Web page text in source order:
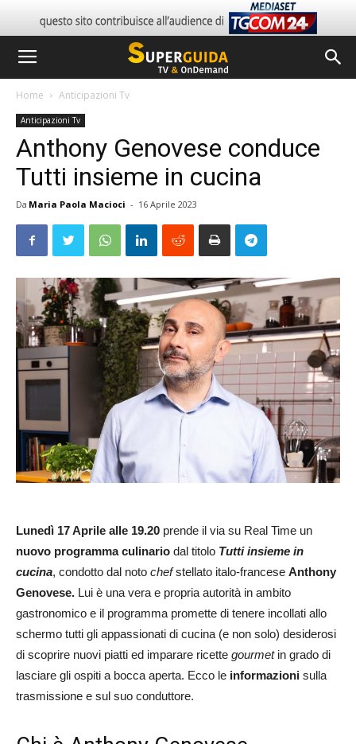
Home Anticipazioni Tv
Anticipazioni Tv
Anthony Genovese conduce
Tutti insieme in cucina
Da Maria Paola Macioci - 16 Aprile 2023
Lunedì 17 Aprile alle 19.20 prende il via su Real Time un
nuovo programma culinario dal titolo Tutti insieme in
cucina, condotto dal noto chefstellato italo-francese Anthony
Genovese. Lui è una vera e propria autorità in ambito
gastronomico e il programma promette di tenere incollati allo
schermo tutti gli appassionati di cucina (e non solo) desiderosi
di scoprire nuovi piatti ed imparare ricette gourmetin grado di
lasciare gli ospiti a bocca aperta. Ecco le informazioni sulla
trasmissione e sul suo conduttore.